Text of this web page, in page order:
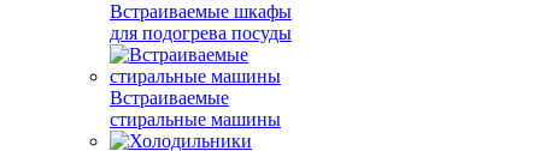
Встраиваемые шкафы
для подогрева посуды
Встраиваемые
стиральные машины